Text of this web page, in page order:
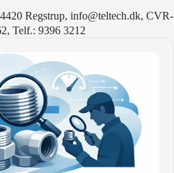
Regstrup, info@teltech.dk, CVR-
Telf.: 9396 3212